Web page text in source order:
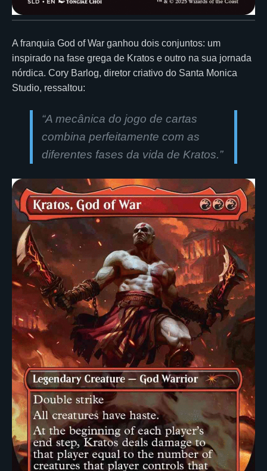
A franquia God of War ganhou dois conjuntos: um
inspirado na fase grega de Kratos e outro na sua jornada
nórdica. Cory Barlog, diretor criativo do Santa Monica
Studio, ressaltou:
“A mecânica do jogo de cartas
combina perfeitamente com as
diferentes fases da vida de Kratos.”